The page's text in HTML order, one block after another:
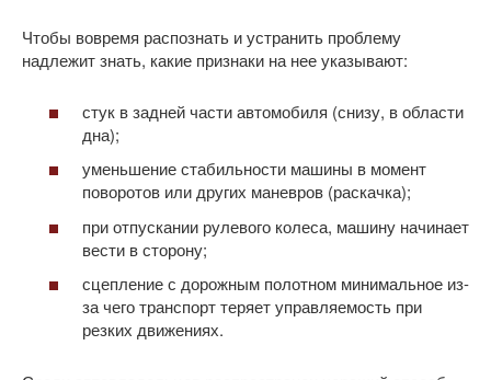
Чтобы вовремя распознать и устранить проблему
надлежит знать, какие признаки на нее указывают:
стук в задней части автомобиля (снизу, в области
дна);
уменьшение стабильности машины в момент
поворотов или других маневров (раскачка);
при отпускании рулевого колеса, машину начинает
вести в сторону;
сцепление с дорожным полотном минимальное из-
за чего транспорт теряет управляемость при
резких движениях.